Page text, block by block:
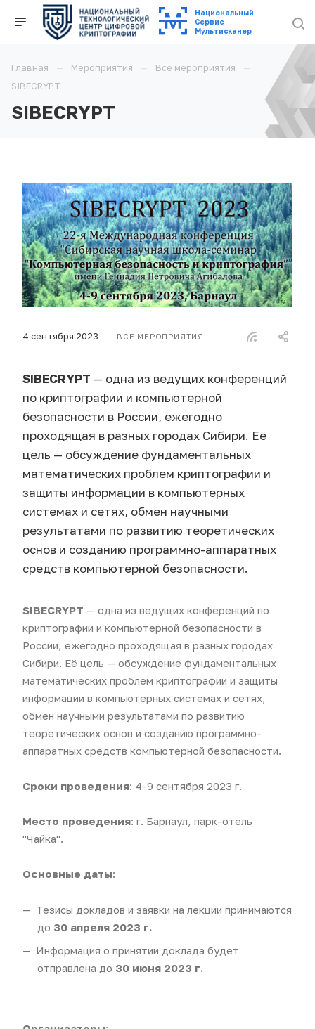
Национальный
Cервис
Мультисканер
Главная Мероприятия
Все мероприятия
SIBECRYPT
SIBECRYPT
4 сентября 2023 ВСЕ МЕРОПРИЯТИЯ
SIBECRYPT — одна из ведущих конференций
по криптографии и компьютерной
безопасности в России, ежегодно
проходящая в разных городах Сибири. Её
цель — обсуждение фундаментальных
математических проблем криптографии и
защиты информации в компьютерных
системах и сетях, обмен научными
результатами по развитию теоретических
основ и созданию программно-аппаратных
средств компьютерной безопасности.
SIBECRYPT — одна из ведущих конференций по
криптографии и компьютерной безопасности в
России, ежегодно проходящая в разных городах
Сибири. Её цель — обсуждение фундаментальных
математических проблем криптографии и защиты
информации в компьютерных системах и сетях,
обмен научными результатами по развитию
теоретических основ и созданию программно-
аппаратных средств компьютерной безопасности.
Сроки проведения: 4-9 сентября 2023 г.
Место проведения: г. Барнаул, парк-отель
"Чайка".
Основные даты:
Тезисы докладов и заявки на лекции принимаются
до 30 апреля 2023 г.
Информация о принятии доклада будет
отправлена до 30 июня 2023 г.